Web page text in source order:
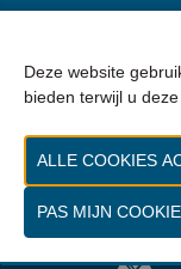
gps:
Deze website
bieden terwijl u